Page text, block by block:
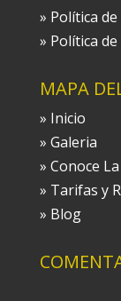
» Política
» Política
MAPA
» Inicio
» Galeria
» Conoce
» Tarifas y
» Blog